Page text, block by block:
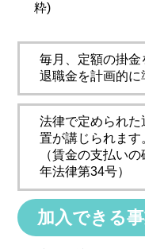
粋)
毎月、定額の掛金
退職金を計画的に
法律で定められ
置が講じられます
（賃金の支払い
年法律第34号）
加入できる